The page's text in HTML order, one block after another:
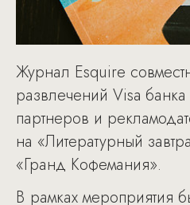
Журнал Esquire
развлечений Visa
партнеров и
на «Литературный
«Гранд Кофемания».
В рамках мероприятия